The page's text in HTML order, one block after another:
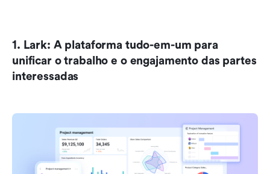
1. Lark: A plataforma tudo-em-um para
unificar o trabalho e o engajamento das partes
interessadas